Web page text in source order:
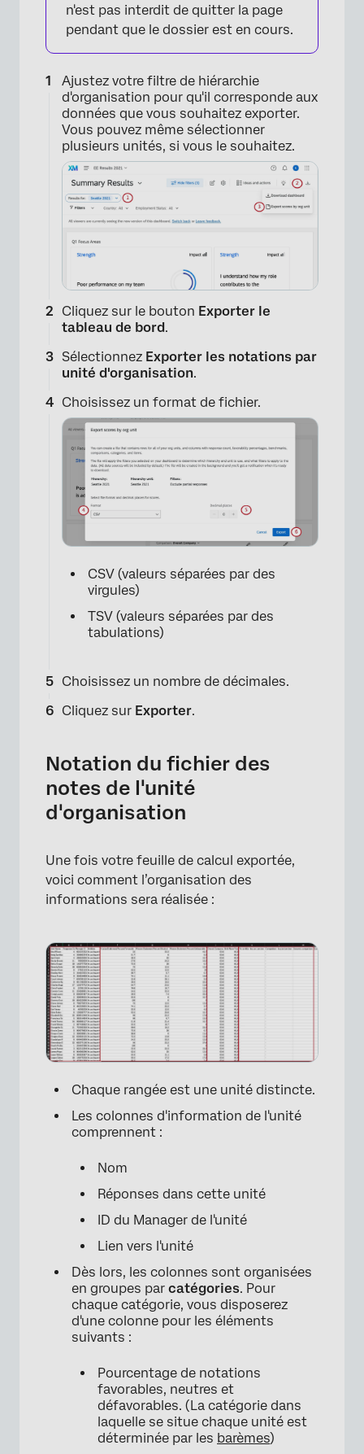
n'est pas interdit de quitter la page
pendant que le dossier est en cours.
Ajustez votre filtre de hiérarchie
d'organisation pour qu'il corresponde aux
données que vous souhaitez exporter.
Vous pouvez même sélectionner
plusieurs unités, si vous le souhaitez.
Cliquez sur le bouton Exporter le
tableau de bord.
Sélectionnez Exporter les notations par
unité d'organisation.
Choisissez un format de fichier.
CSV (valeurs séparées par des
virgules)
TSV (valeurs séparées par des
tabulations)
Choisissez un nombre de décimales.
Cliquez sur Exporter.
Notation du fichier des
notes de l'unité
d'organisation
Une fois votre feuille de calcul exportée,
voici comment l’organisation des
informations sera réalisée :
Chaque rangée est une unité distincte.
Les colonnes d'information de l'unité
comprennent :
Nom
Réponses dans cette unité
ID du Manager de l'unité
Lien vers l'unité
Dès lors, les colonnes sont organisées
en groupes par catégories. Pour
chaque catégorie, vous disposerez
d'une colonne pour les éléments
suivants :
Pourcentage de notations
favorables, neutres et
défavorables. (La catégorie dans
laquelle se situe chaque unité est
déterminée par les barèmes)